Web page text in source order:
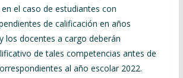
el caso de estudiantes con
de calificación en años
los docentes a cargo deberán
de tales competencias antes de
al año escolar 2022.